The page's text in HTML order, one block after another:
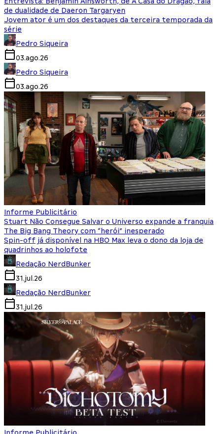
de dualidade de Daeron Targaryen
Jovem ator é um dos destaques da terceira temporada da
série
Pedro Siqueira
03.ago.26
Pedro Siqueira
03.ago.26
Informe Publicitário
Stuart Não Consegue Salvar o Universo expande a franquia
The Big Bang Theory com “herói” inesperado
Spin-off já disponível na HBO Max leva o dono da loja de
quadrinhos ao holofote
Redação NerdBunker
31.jul.26
Redação NerdBunker
31.jul.26